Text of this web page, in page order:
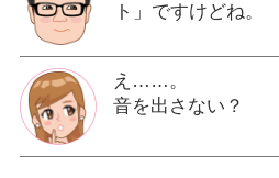
ト」ですけどね。
え……。
音を出さない？